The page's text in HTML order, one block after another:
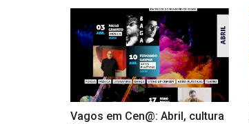
Vagos em Cen@: Abril, cultura